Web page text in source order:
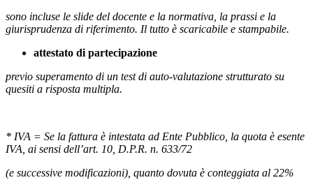
sono incluse le slide del docente e la normativa, la prassi e la
giurisprudenza di riferimento. Il tutto è scaricabile e stampabile.
attestato di partecipazione
previo superamento di un test di auto-valutazione strutturato su
quesiti a risposta multipla.
* IVA = Se la fattura è intestata ad Ente Pubblico, la quota è esente
IVA, ai sensi dell’art. 10, D.P.R. n. 633/72
(e successive modificazioni), quanto dovuta è conteggiata al 22%